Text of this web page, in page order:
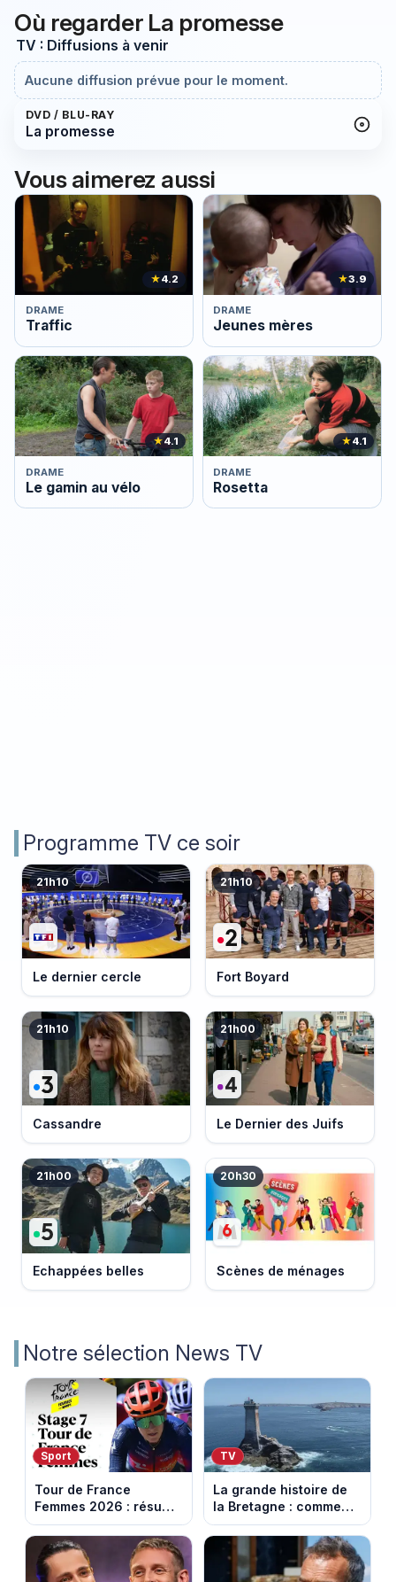
Où regarder La promesse
TV : Diffusions à venir
Aucune diffusion prévue pour le moment.
DVD / BLU-RAY
La promesse
Vous aimerez aussi
★4.2
DRAME
Traffic
★3.9
DRAME
Jeunes mères
★4.1
DRAME
Le gamin au vélo
★4.1
DRAME
Rosetta
Programme TV ce soir
21h10
Le dernier cercle
21h10
Fort Boyard
21h10
Cassandre
21h00
Le Dernier des Juifs
21h00
Echappées belles
20h30
Scènes de ménages
Notre sélection News TV
Sport
Tour de France
Femmes 2026 : résumé
vidéo de la 7e étape
avec l'ascension du
Mont Ventoux
TV
La grande histoire de
la Bretagne : comment
les Bretons ont
défendu leur culture
au fil des décennies